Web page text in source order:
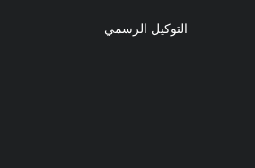
التوكيل الرسمي